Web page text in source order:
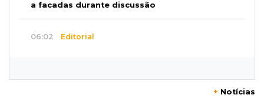
a facadas durante discussão
06:02 Editorial
+ Notícias